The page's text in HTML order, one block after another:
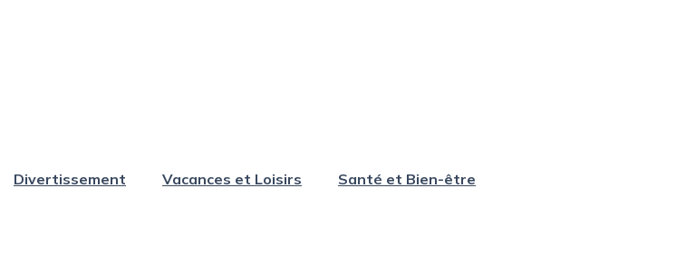
Divertissement Vacances et Loisirs
Santé et Bien-être